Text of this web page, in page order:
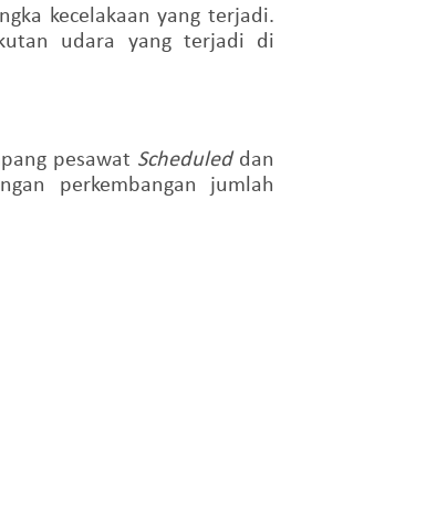
kecelakaan yang terjadi.
udara yang terjadi di
pesawat Scheduled dan
perkembangan jumlah